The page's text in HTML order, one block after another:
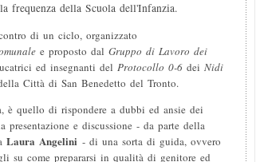
frequenza della Scuola dell'Infanzia.
di un ciclo, organizzato
e proposto dal Gruppo di Lavoro dei
ed insegnanti del Protocollo 0-6dei Nidi
Città di San Benedetto del Tronto.
è quello di rispondere a dubbi ed ansie dei
presentazione e discussione - da parte della
Laura Angelini - di una sorta di guida, ovvero
su come prepararsi in qualità di genitore ed